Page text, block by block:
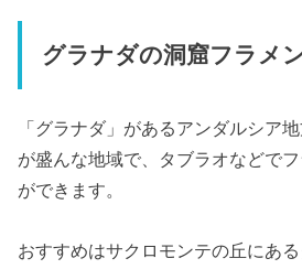
グラナダの洞窟フラメ
「グラナダ」があるアンダルシア
が盛んな地域で、タブラオなどで
ができます。
おすすめはサクロモンテの丘にあ